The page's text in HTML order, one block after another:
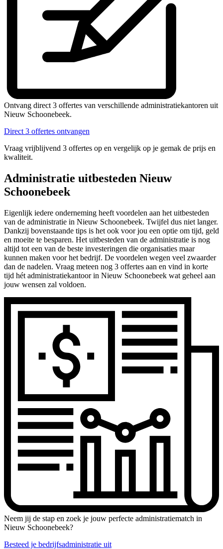
Ontvang direct 3 offertes van verschillende administratiekantoren uit
Nieuw Schoonebeek.
Direct 3 offertes ontvangen
Vraag vrijblijvend 3 offertes op en vergelijk op je gemak de prijs en
kwaliteit.
Administratie uitbesteden Nieuw
Schoonebeek
Eigenlijk iedere onderneming heeft voordelen aan het uitbesteden
van de administratie in Nieuw Schoonebeek. Twijfel dus niet langer.
Dankzij bovenstaande tips is het ook voor jou een optie om tijd, geld
en moeite te besparen. Het uitbesteden van de administratie is nog
altijd tot een van de beste investeringen die organisaties maar
kunnen maken voor het bedrijf. De voordelen wegen veel zwaarder
dan de nadelen. Vraag meteen nog 3 offertes aan en vind in korte
tijd hét administratiekantoor in Nieuw Schoonebeek wat geheel aan
jouw wensen zal voldoen.
Neem jij de stap en zoek je jouw perfecte administratiematch in
Nieuw Schoonebeek?
Besteed je bedrijfsadministratie uit